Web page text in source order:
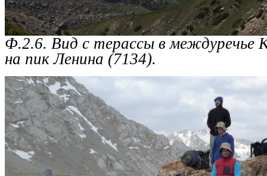
Ф.2.6. Вид с терассы в междуречье
на пик Ленина (7134).